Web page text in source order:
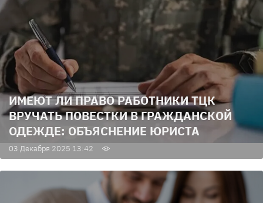
ИМЕЮТ ЛИ ПРАВО РАБОТНИКИ ТЦК
ВРУЧАТЬ ПОВЕСТКИ В ГРАЖДАНСКОЙ
ОДЕЖДЕ: ОБЪЯСНЕНИЕ ЮРИСТА
03 Декабря 2025 13:42